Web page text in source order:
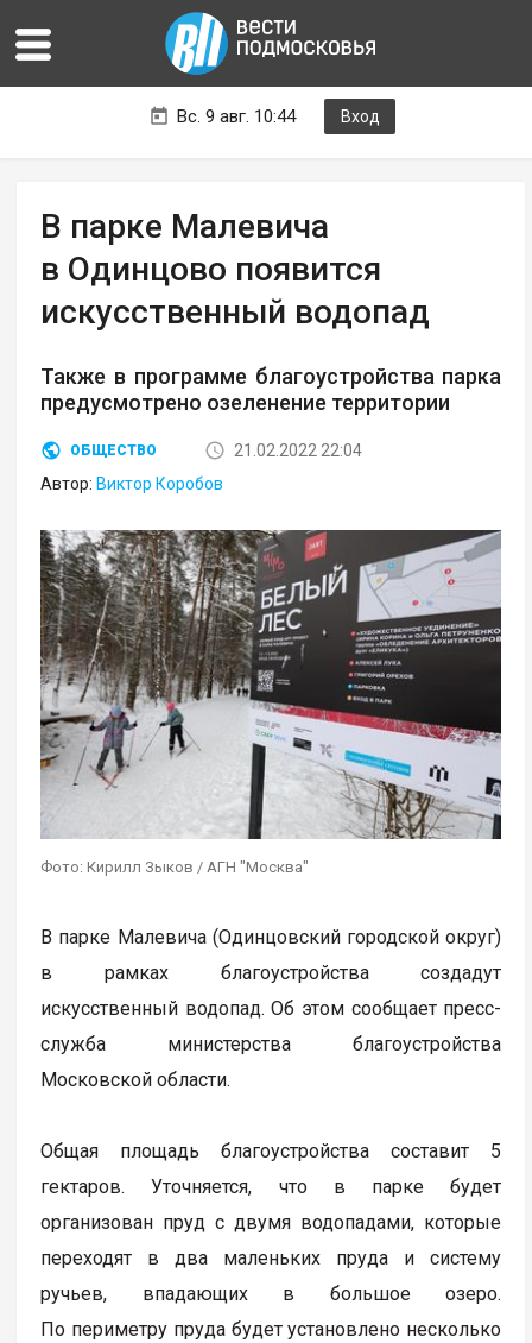
Вс. 9 авг. 10:44 Вход
В парке Малевича
в Одинцово появится
искусственный водопад
Также в программе благоустройства парка
предусмотрено озеленение территории
ОБЩЕСТВО
21.02.2022 22:04
Автор: Виктор Коробов
Фото: Кирилл Зыков / АГН "Москва"
В парке Малевича (Одинцовский городской округ)
в рамках благоустройства создадут
искусственный водопад. Об этом сообщает пресс-
служба министерства благоустройства
Московской области.
Общая площадь благоустройства составит 5
гектаров. Уточняется, что в парке будет
организован пруд с двумя водопадами, которые
переходят в два маленьких пруда и систему
ручьев, впадающих в большое озеро.
По периметру пруда будет установлено несколько